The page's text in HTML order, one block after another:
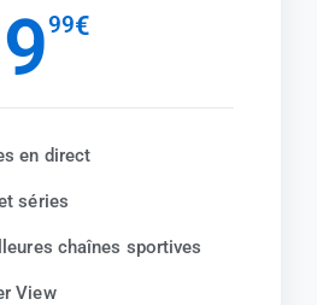
999€
en direct
séries
chaînes sportives
View